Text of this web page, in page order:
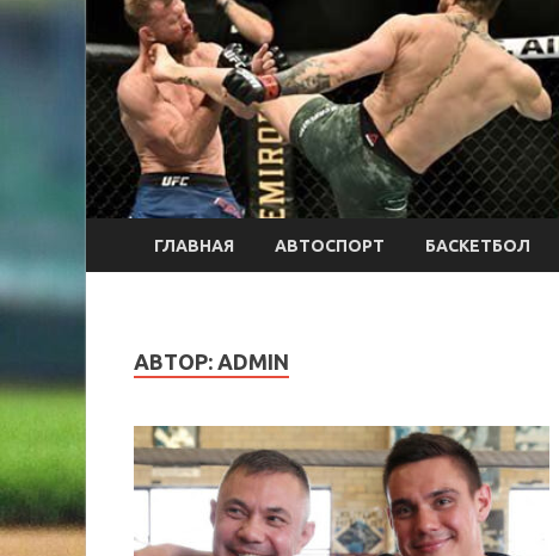
ГЛАВНАЯ АВТОСПОРТ БАСКЕТБОЛ
АВТОР: ADMIN